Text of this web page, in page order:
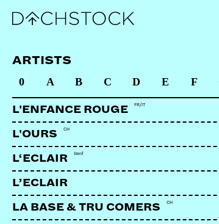
AFRO KINGZ
https://www.instagram.com/
ARTISTS
0
A B C D E F
L'ENFANCE ROUGE FR/IT
L'OURS CH
L‘ECLAIR Genf
L’ECLAIR
LA BASE & TRU COMERS CH